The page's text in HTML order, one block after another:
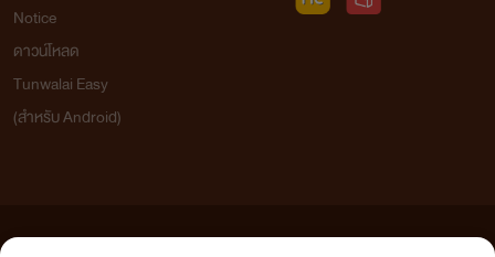
Notice
ดาวน์โหลด
Tunwalai Easy
(สำหรับ Android)